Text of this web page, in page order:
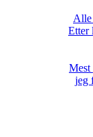
Etter
jeg